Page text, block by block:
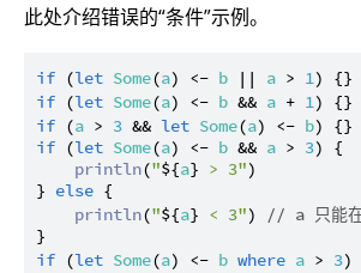
此处介绍错误的“条件”示例。
if (let Some(a) <- b || a > 1) {}
if (let Some(a) <- b && a + 1) {}
if (a > 3 && let Some(a) <- b) {}
if (let Some(a) <- b && a > 3) {
println("${a} > 3")
} else {
println("${a} < 3")
// a 只能
if (let Some(a) <- b where a > 3)